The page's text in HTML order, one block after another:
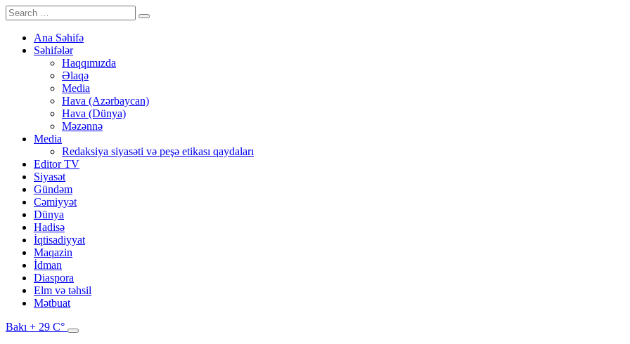
Ana Səhifə
Səhifələr
Haqqımızda
Əlaqə
Media
Hava (Azərbaycan)
Hava (Dünya)
Məzənnə
Media
Redaksiya siyasəti və peşə etikası qaydaları
Editor TV
Siyasət
Gündəm
Cəmiyyət
Dünya
Hadisə
İqtisadiyyat
Maqazin
İdman
Diaspora
Elm və təhsil
Mətbuat
Bakı + 29 C°